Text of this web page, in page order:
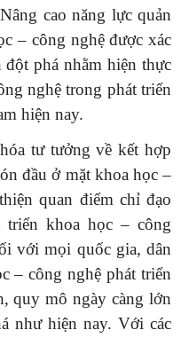
cao năng lực quản
– công nghệ được xác
phá nhằm hiện thực
nghệ trong phát triển
hiện nay.
tư tưởng về kết hợp
đầu ở mặt khoa học –
quan điểm chỉ đạo
khoa học – công
với mọi quốc gia, dân
– công nghệ phát triển
quy mô ngày càng lớn
như hiện nay. Với các